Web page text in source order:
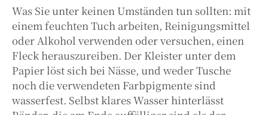
Was Sie unter keinen Umständen tun sollten: mit
einem feuchten Tuch arbeiten, Reinigungsmittel
oder Alkohol verwenden oder versuchen, einen
Fleck herauszureiben. Der Kleister unter dem
Papier löst sich bei Nässe, und weder Tusche
noch die verwendeten Farbpigmente sind
wasserfest. Selbst klares Wasser hinterlässt